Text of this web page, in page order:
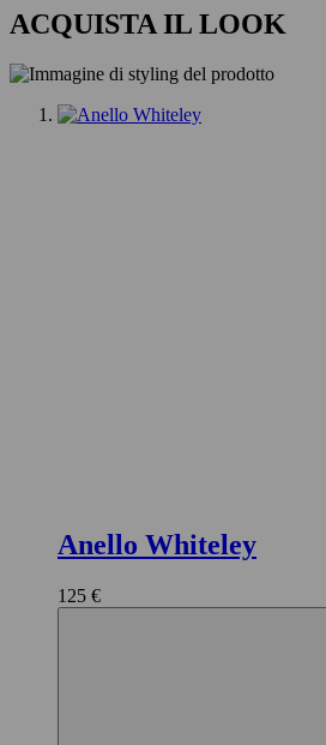
ACQUISTA IL LOOK
Anello Whiteley
125 €